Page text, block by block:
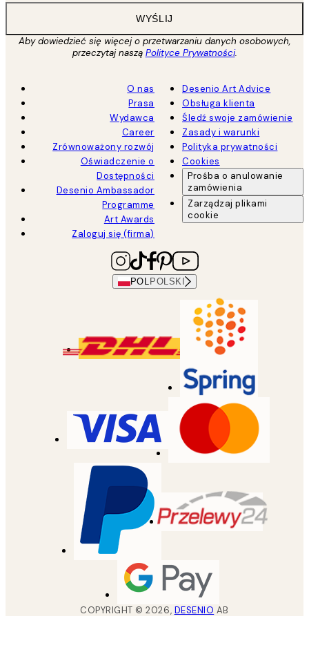
WYŚLIJ
Aby dowiedzieć się więcej o przetwarzaniu danych osobowych,
przeczytaj naszą Polityce Prywatności.
O nas
Prasa
Wydawca
Career
Zrównoważony rozwój
Oświadczenie o
Dostępności
Desenio Ambassador
Programme
Art Awards
Zaloguj się (firma)
Desenio Art Advice
Obsługa klienta
Śledź swoje zamówienie
Zasady i warunki
Polityka prywatności
Cookies
Prośba o anulowanie
zamówienia
Zarządzaj plikami
cookie
POL POLSKI
COPYRIGHT ©2026, DESENIO AB